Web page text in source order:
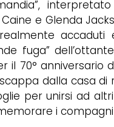
e Glenda
accaduti
fuga”
il 70° anniversario
dalla casa di
per unirsi ad
i compagni